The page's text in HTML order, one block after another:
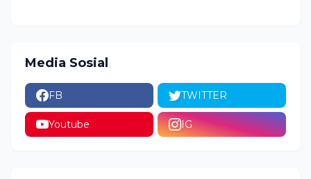
Media Sosial
FB TWITTER
Youtube IG